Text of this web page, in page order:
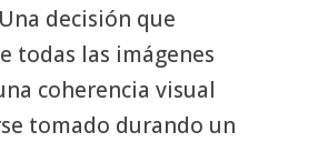
decisión que
todas las imágenes
coherencia visual
tomado durando un